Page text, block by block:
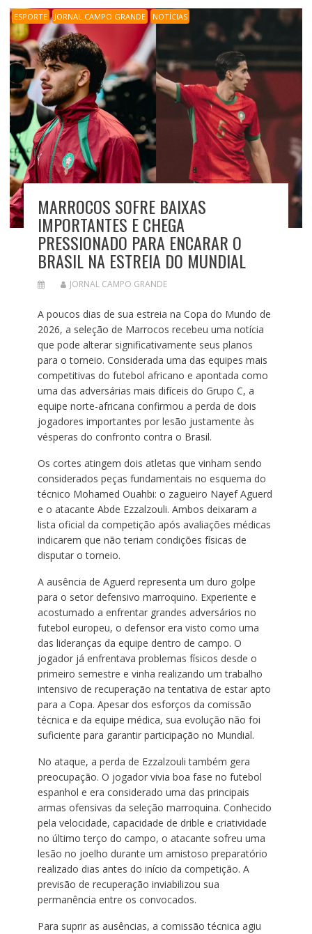
ESPORTE JORNAL CAMPO GRANDE NOTÍCIAS
MARROCOS SOFRE BAIXAS
IMPORTANTES E CHEGA
PRESSIONADO PARA ENCARAR O
BRASIL NA ESTREIA DO MUNDIAL
JORNAL CAMPO GRANDE
A poucos dias de sua estreia na Copa do Mundo de
2026, a seleção de Marrocos recebeu uma notícia
que pode alterar significativamente seus planos
para o torneio. Considerada uma das equipes mais
competitivas do futebol africano e apontada como
uma das adversárias mais difíceis do Grupo C, a
equipe norte-africana confirmou a perda de dois
jogadores importantes por lesão justamente às
vésperas do confronto contra o Brasil.
Os cortes atingem dois atletas que vinham sendo
considerados peças fundamentais no esquema do
técnico Mohamed Ouahbi: o zagueiro Nayef Aguerd
e o atacante Abde Ezzalzouli. Ambos deixaram a
lista oficial da competição após avaliações médicas
indicarem que não teriam condições físicas de
disputar o torneio.
A ausência de Aguerd representa um duro golpe
para o setor defensivo marroquino. Experiente e
acostumado a enfrentar grandes adversários no
futebol europeu, o defensor era visto como uma
das lideranças da equipe dentro de campo. O
jogador já enfrentava problemas físicos desde o
primeiro semestre e vinha realizando um trabalho
intensivo de recuperação na tentativa de estar apto
para a Copa. Apesar dos esforços da comissão
técnica e da equipe médica, sua evolução não foi
suficiente para garantir participação no Mundial.
No ataque, a perda de Ezzalzouli também gera
preocupação. O jogador vivia boa fase no futebol
espanhol e era considerado uma das principais
armas ofensivas da seleção marroquina. Conhecido
pela velocidade, capacidade de drible e criatividade
no último terço do campo, o atacante sofreu uma
lesão no joelho durante um amistoso preparatório
realizado dias antes do início da competição. A
previsão de recuperação inviabilizou sua
permanência entre os convocados.
Para suprir as ausências, a comissão técnica agiu